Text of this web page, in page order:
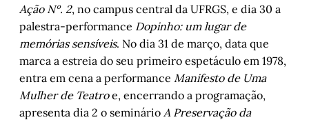
Ação Nº. 2, no campus central da UFRGS, e dia 30 a
palestra-performance Dopinho: um lugar de
memórias sensíveis. No dia 31 de março, data que
marca a estreia do seu primeiro espetáculo em 1978,
entra em cena a performance Manifesto de Uma
Mulher de Teatroe, encerrando a programação,
apresenta dia 2 o seminário A Preservação da